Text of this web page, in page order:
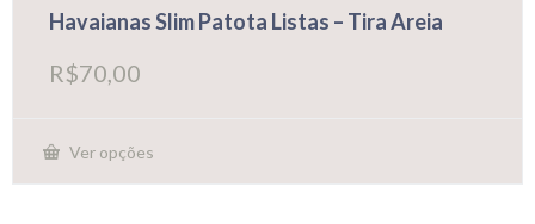
Havaianas Slim Patota Listas – Tira Areia
R$70,00
Ver opções
Este
produto